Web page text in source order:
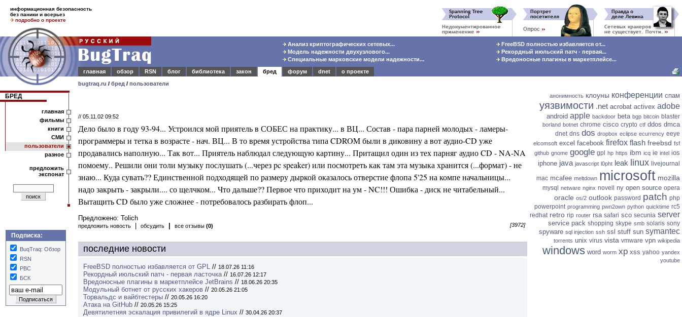
информационная безопасность
без паники и всерьез
подробно о проекте
Анализ криптографических сетевых...
Модель надежности двухузлового...
Специальные марковские модели надежности...
FreeBSD полностью избавляется от...
Рекордный июльский патч - первая...
Вредоносные плагины в маркетплейсе...
главная
обзор RSN блог библиотека закон бред форум dnet
о проекте
bugtraq.ru / бред / пользователи
БРЕД
главная
фильмы
книги
СМИ
пользователи
разное
предложить
экспонат
Подписка:
BuqTraq: Обзор
RSN
РВС
БСК
// 05.11.02 09:52
Дело было в году 93-94... Устроился мой приятель в СОБЕС на практику... в ВЦ... Состав - пара парней молодых - ламеры-
программеры и тетка в возрасте - нач. ВЦ... В то время устройства типа CDROM были в диковину а вот аудио-CD уже
продавались наполную... Так вот... Приятель наблюдал следующую картину... Притащил один из тех парняг аудио CD - NA-NA
помоему.. Решили они толи музыку послушать (...через pc speaker) или посмотреть как там эта музыка хранится (...формат) - не
знаю... Куда сувать?? Единственной подходящей по размеру дыркой оказалось отверстие флопа 5'25 на компе начальницы...
надо закрыть - закрыли.... со щелчком... Что дальше?? Первое что приходит на ум - NC!!! Ошибка - диск не читабельный...
Вытащить CD было уже сложнее - потребовалось разбирать флоп...
Предложено: Tolich
предложить новость обсудить все отзывы (0) [3972]
последние новости
FreeBSD полностью избавляется от GPL // 18.07.26 11:16
Рекордный июльский патч - первая ласточка// 16.07.26 12:17
Вредоносные плагины в маркетплейсе JetBrains // 18.06.26 20:35
Модульный ботнет от русских хакеров // 20.05.26 21:05
Торвальдс и вайбтестеры // 20.05.26 16:20
Атака на GitHub // 20.05.26 15:25
Девятилетняя эскалация привилегий в ядре Linux // 30.04.26 20:37
анонимность клоуны конференции спам
уязвимости .net acrobat activex adobe
android apple backdoor beta bgp bitcoin blaster
borland botnet chrome cisco crypto ctf ddos dmca
dnet dns dos dropbox eclipse ecurrency eeye
elcomsoft excel facebook firefox flash freebsd fsf
github gnome google gpl hp https ibm icq ie intel ios
iphone java javascript l0pht leak linux livejournal
mac mcafee meltdown microsoft mozilla
mysql netware nginx novell ny open source opera
oracle os/2 outlook password patch php
powerpoint programming pwn2own python quicktime rc5
redhat retro rip router rsa safari sco secunia server
service pack shopping skype smb solaris sony
spyware sql injection ssh ssl stuff sun symantec
torrents unix virus vista vmware vpn wikipedia
windows word worm xp xss yahoo yandex
youtube